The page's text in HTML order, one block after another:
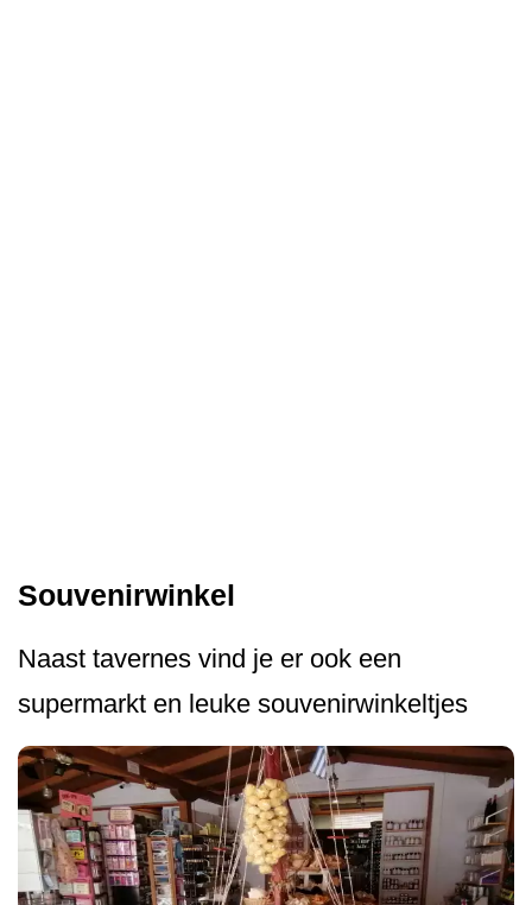
Souvenirwinkel
Naast tavernes vind je er ook een
supermarkt en leuke souvenirwinkeltjes